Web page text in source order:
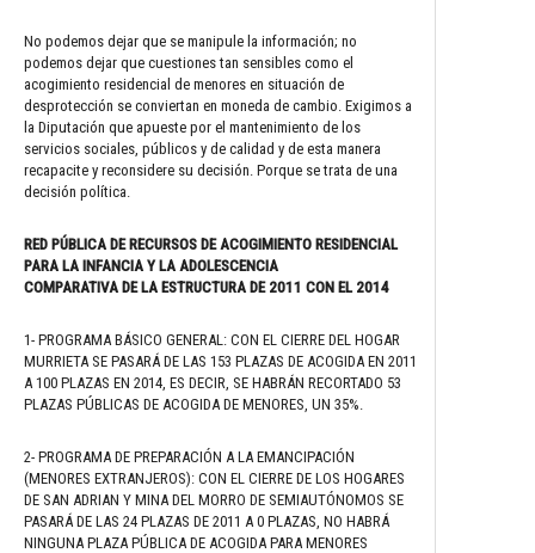
No podemos dejar que se manipule la información; no
podemos dejar que cuestiones tan sensibles como el
acogimiento residencial de menores en situación de
desprotección se conviertan en moneda de cambio. Exigimos a
la Diputación que apueste por el mantenimiento de los
servicios sociales, públicos y de calidad y de esta manera
recapacite y reconsidere su decisión. Porque se trata de una
decisión política.
RED PÚBLICA DE RECURSOS DE ACOGIMIENTO RESIDENCIAL
PARA LA INFANCIA Y LA ADOLESCENCIA
COMPARATIVA DE LA ESTRUCTURA DE 2011 CON EL 2014
1- PROGRAMA BÁSICO GENERAL: CON EL CIERRE DEL HOGAR
MURRIETA SE PASARÁ DE LAS 153 PLAZAS DE ACOGIDA EN 2011
A 100 PLAZAS EN 2014, ES DECIR, SE HABRÁN RECORTADO 53
PLAZAS PÚBLICAS DE ACOGIDA DE MENORES, UN 35%.
2- PROGRAMA DE PREPARACIÓN A LA EMANCIPACIÓN
(MENORES EXTRANJEROS): CON EL CIERRE DE LOS HOGARES
DE SAN ADRIAN Y MINA DEL MORRO DE SEMIAUTÓNOMOS SE
PASARÁ DE LAS 24 PLAZAS DE 2011 A 0 PLAZAS, NO HABRÁ
NINGUNA PLAZA PÚBLICA DE ACOGIDA PARA MENORES